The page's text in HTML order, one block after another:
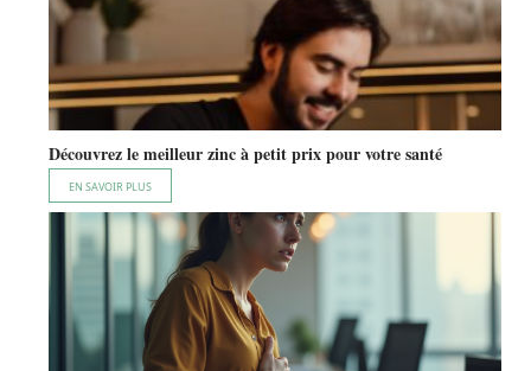
Découvrez le meilleur zinc à petit prix pour votre santé
EN SAVOIR PLUS